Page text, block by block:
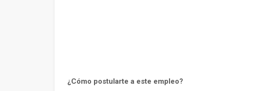
¿Cómo postularte a este empleo?